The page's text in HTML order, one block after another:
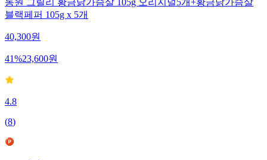
동원 그릴리 황금닭가슴살 105g 오리지널5개+황금닭가슴살
블랙페퍼 105g x 5개
40,300원
41%23,600원
4.8
(8)